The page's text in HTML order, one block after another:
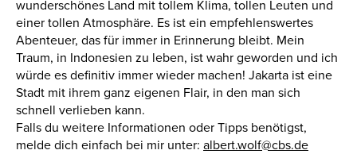
wunderschönes Land mit tollem Klima, tollen Leuten und
einer tollen Atmosphäre. Es ist ein empfehlenswertes
Abenteuer, das für immer in Erinnerung bleibt. Mein
Traum, in Indonesien zu leben, ist wahr geworden und ich
würde es definitiv immer wieder machen! Jakarta ist eine
Stadt mit ihrem ganz eigenen Flair, in den man sich
schnell verlieben kann.
Falls du weitere Informationen oder Tipps benötigst,
melde dich einfach bei mir unter: albert.wolf@cbs.de